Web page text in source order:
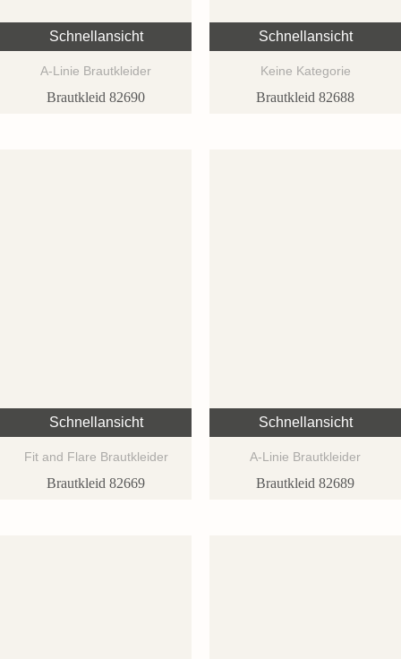
Schnellansicht
A-Linie Brautkleider
Brautkleid 82690
Schnellansicht
Keine Kategorie
Brautkleid 82688
Schnellansicht
Fit and Flare Brautkleider
Brautkleid 82669
Schnellansicht
A-Linie Brautkleider
Brautkleid 82689